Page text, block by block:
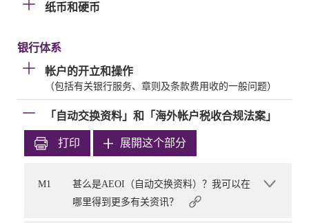
纸币和硬币
银行体系
帐户的开立和操作
（包括有关银行服务、章则及条款费用收的一般问题）
「自动交换资料」和「海外帐户税收合规法案」
打印 展開这个部分
M1
甚么是AEOI（自动交换资料）？我可以在
哪里得到更多有关资讯？